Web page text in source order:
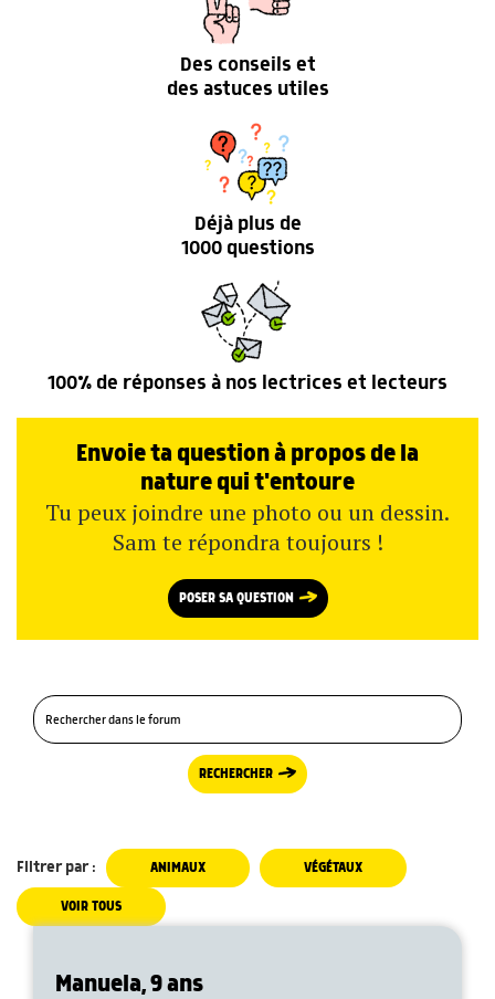
Des conseils et
des astuces utiles
Déjà plus de
1000 questions
100% de réponses à nos lectrices et lecteurs
Envoie ta question à propos de la
nature qui t'entoure
Tu peux joindre une photo ou un dessin.
Sam te répondra toujours !
POSER SA QUESTION
RECHERCHER
Filtrer par : ANIMAUX VÉGÉTAUX
VOIR TOUS
Manuela, 9 ans